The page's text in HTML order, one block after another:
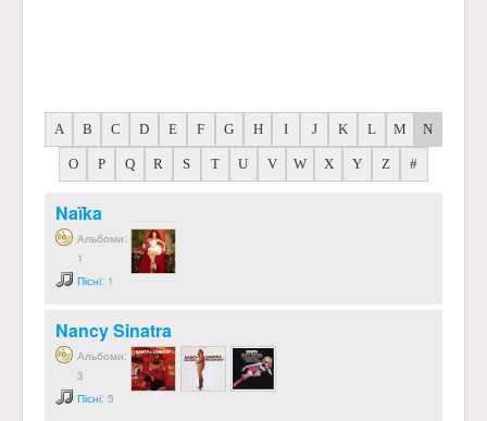
A B C D E F G H I J K L M N
O P Q R S T U V W X Y Z #
Naïka
Альбоми:
1
Пісні: 1
Nancy Sinatra
Альбоми:
3
Пісні: 5